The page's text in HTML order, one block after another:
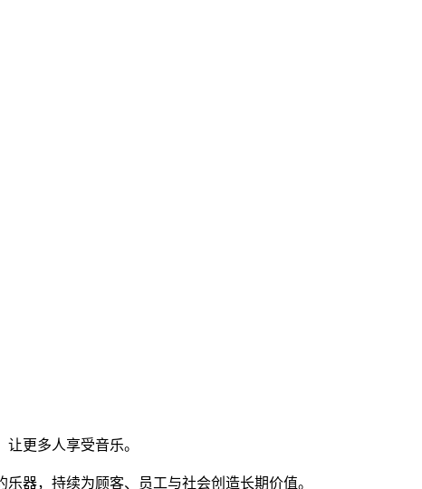
更多人享受音乐。
器，持续为顾客、员工与社会创造长期价值。